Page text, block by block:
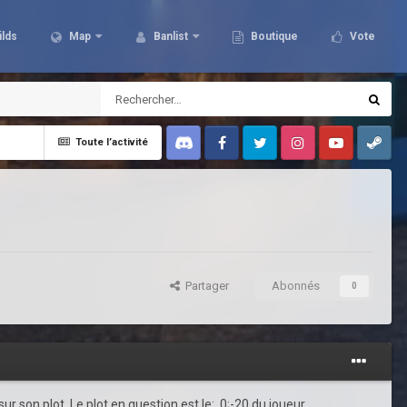
Map Banlist Boutique Vote
Toute l’activité
Discord FacebookTwitter InstagramYoutubeSteam
Partager Abonnés 0